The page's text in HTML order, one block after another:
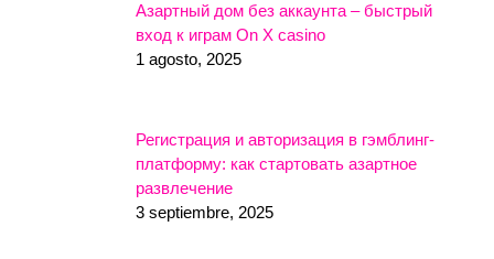
Азартный дом без аккаунта – быстрый
вход к играм On X casino
1 agosto, 2025
Регистрация и авторизация в гэмблинг-
платформу: как стартовать азартное
развлечение
3 septiembre, 2025